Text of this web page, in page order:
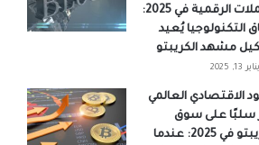
العملات الرقمية في 2025:
التكنولوجيا يُعيد
مشهد الكريبتو
يناير 13, 2025
الاقتصادي العالمي
سلبًا على سوق
الكريبتو في 2025: عندما